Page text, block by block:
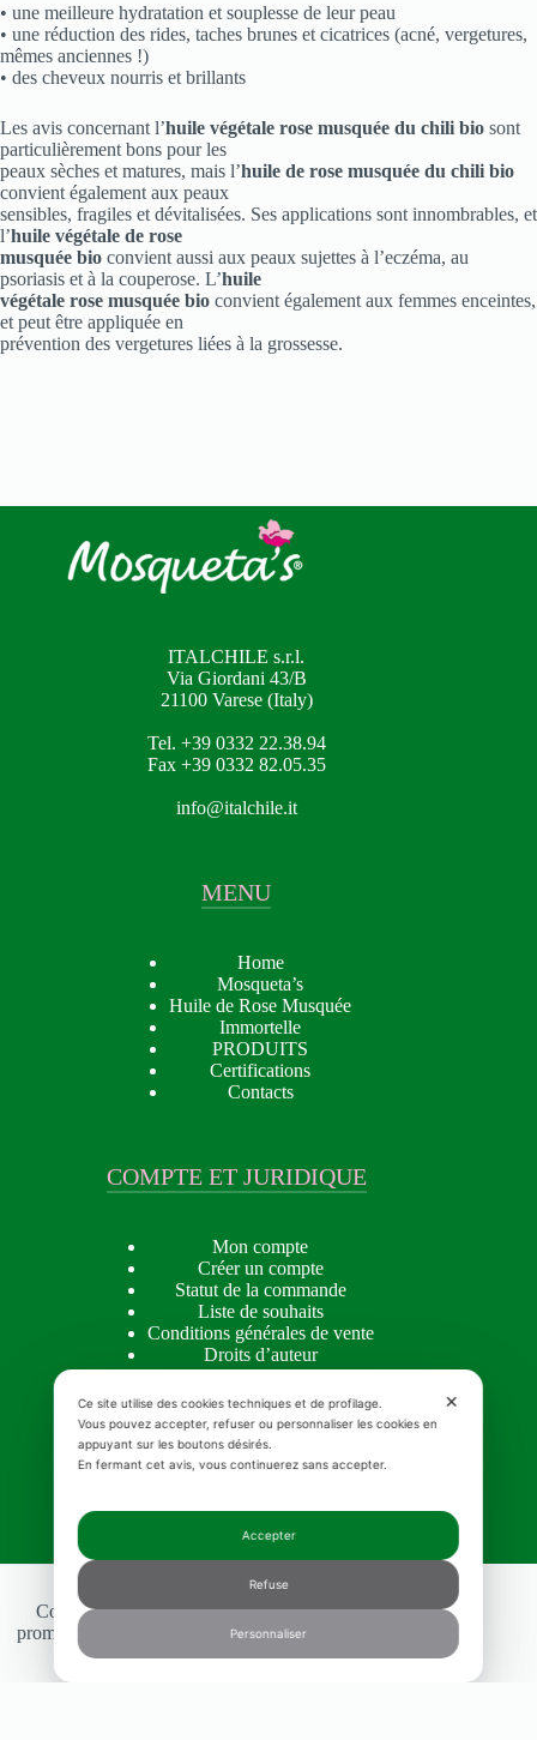
• une meilleure hydratation et souplesse de leur peau
• une réduction des rides, taches brunes et cicatrices (acné, vergetures,
mêmes anciennes !)
• des cheveux nourris et brillants
Les avis concernant l’huile végétale rose musquée du chili bio sont
particulièrement bons pour les
peaux sèches et matures, mais l’huile de rose musquée du chili bio
convient également aux peaux
sensibles, fragiles et dévitalisées. Ses applications sont innombrables, et
l’huile végétale de rose
musquée bio convient aussi aux peaux sujettes à l’eczéma, au
psoriasis et à la couperose. L’huile
végétale rose musquée bio convient également aux femmes enceintes,
et peut être appliquée en
prévention des vergetures liées à la grossesse.
ITALCHILE s.r.l.
Via Giordani 43/B
21100 Varese (Italy)
Tel. +39 0332 22.38.94
Fax +39 0332 82.05.35
info@italchile.it
MENU
Home
Mosqueta’s
Huile de Rose Musquée
Immortelle
PRODUITS
Certifications
Contacts
COMPTE ET JURIDIQUE
Mon compte
Créer un compte
Statut de la commande
Liste de souhaits
Conditions générales de vente
Droits d’auteur
Privacy policy
Cookie Policy
Copyright © 2026 MOSQUETA'S - Realizzazione e
promozione siti web
MGWebSolutions.ch
✕
Ce site utilise des cookies techniques et de profilage.
Vous pouvez accepter, refuser ou personnaliser les cookies en
appuyant sur les boutons désirés.
En fermant cet avis, vous continuerez sans accepter.
Accepter
Refuse
Personnaliser